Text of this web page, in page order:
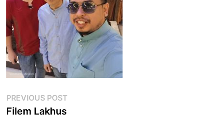
Post
PREVIOUS POST
Filem Lakhus